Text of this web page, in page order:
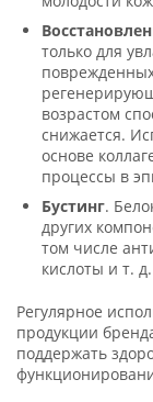
только для
возрастом
снижается.
основе
процессы в
Бустинг.
других
том числе
кислоты и т. д.
Регулярное
продукции
поддержать